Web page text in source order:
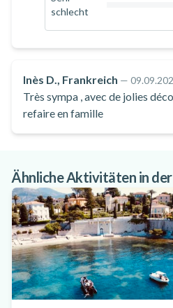
Minuten das Boot steuern!
Das Boot ist mit einem Tisch und
einer Liegewiese ausgestattet
Komfort, um Ihre private
vollen Zügen zu genießen!
schlecht
Inès D., Frankreich —
Très sympa , avec de jolies
refaire en famille
Ähnliche Aktivitäten in